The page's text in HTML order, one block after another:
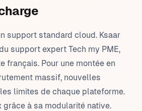
support standard cloud. Ksaar
support expert Tech my PME,
français. Pour une montée en
massif, nouvelles
limites de chaque plateforme.
grâce à sa modularité native.